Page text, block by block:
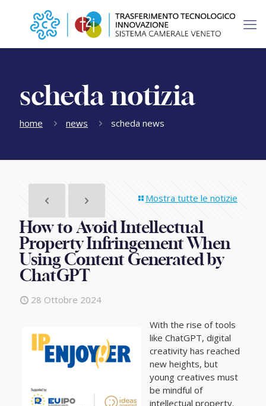
scheda notizia
home news scheda news
Mostra tutte le notizie
How to Avoid Intellectual
Property Infringement When
Using Content Generated by
ChatGPT
28 Ottobre 2024
With the rise of tools
like ChatGPT, digital
creativity has reached
new heights, but
young creatives must
be mindful of
intellectual property.